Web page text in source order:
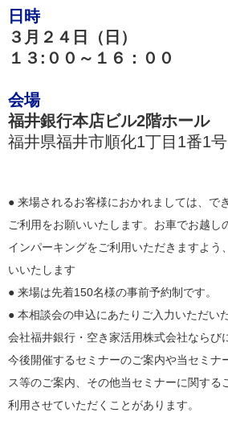
日時
３月２４日（日）
１３:００～１６：００
会場
福井銀行本店ビル2階ホール
福井県福井市順化1丁目1番1号
● 来場されるお客様におかれましては、で
ご利用をお願いいたします。お車でお越し
インパーキングをご利用いただきますよう
いいたします
● 来場は先着150名様の事前予約制です。
● 本相談会の申込にあたりご入力いただい
会社福井銀行・空き家活用株式会社ならび
今後開催するセミナーのご案内や当セミナ
ス等のご案内、その他当セミナーに関する
利用させていただくことがあります。